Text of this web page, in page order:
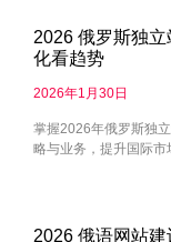
2026 俄罗斯独
化看趋势
2026年1月30日
掌握2026年俄罗斯独
略与业务，提升国际市
2026 俄语网站